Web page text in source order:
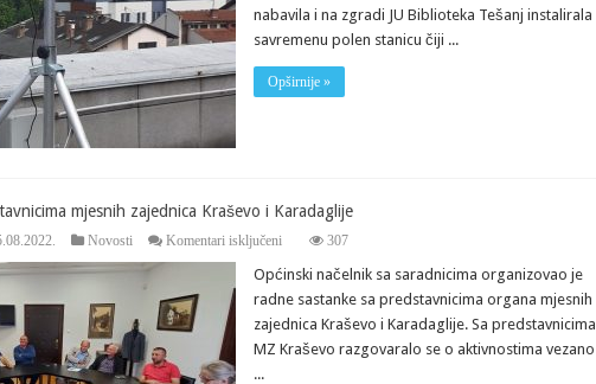
nabavila i na zgradi JU Biblioteka Tešanj instalirala
savremenu polen stanicu čiji ...
Opširnije »
mjesnih zajednica Kraševo i Karadaglije
Novosti Komentari isključeniza
sa
predstavnicima
zajednica
Kraševo
307
Općinski načelnik sa saradnicima organizovao je
radne sastanke sa predstavnicima organa mjesnih
zajednica Kraševo i Karadaglije. Sa predstavnicima
MZ Kraševo razgovaralo se o aktivnostima vezano
...